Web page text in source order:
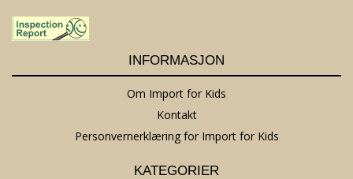
INFORMASJON
Om Import for Kids
Kontakt
Personvernerklæring for Import for Kids
KATEGORIER